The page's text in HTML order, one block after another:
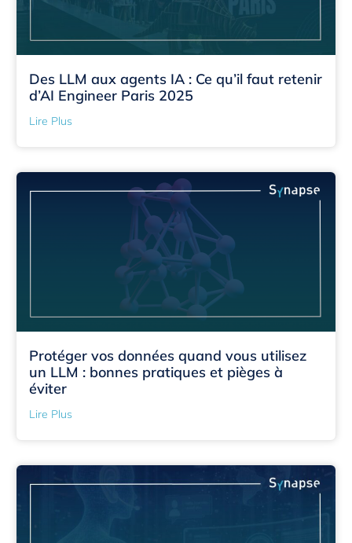
Des LLM aux agents IA : Ce qu’il faut retenir
d’AI Engineer Paris 2025
Lire Plus
Protéger vos données quand vous utilisez
un LLM : bonnes pratiques et pièges à
éviter
Lire Plus